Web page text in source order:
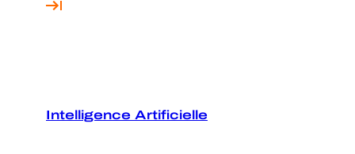
Intelligence Artificielle